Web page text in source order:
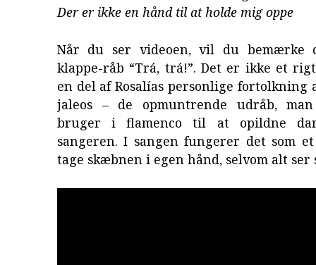
Der er ikke en hånd til at holde mig oppe
Når du ser videoen, vil du bemærke
klappe-råb “Trá, trá!”. Det er ikke et
en del af Rosalías personlige fortolkning
jaleos – de opmuntrende udråb,
bruger i flamenco til at opildne
sangeren. I sangen fungerer det som
tage skæbnen i egen hånd, selvom alt ser